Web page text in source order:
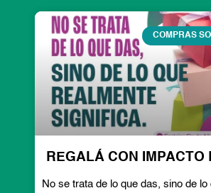
COMPRAS
REGALÁ CON IMPACTO
No se trata de lo que das, sino de lo
PagePagePagePagePage